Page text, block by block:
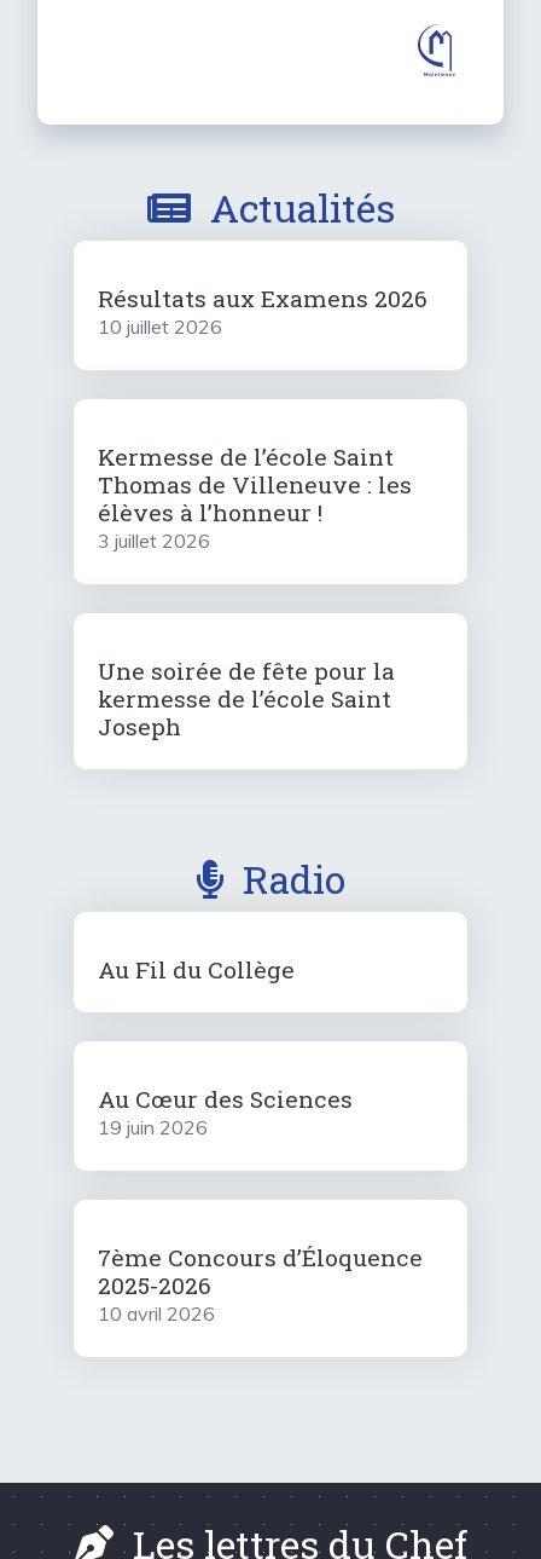
Actualités
Résultats aux Examens 2026
10 juillet 2026
Kermesse de l’école Saint
Thomas de Villeneuve : les
élèves à l’honneur !
3 juillet 2026
Une soirée de fête pour la
kermesse de l’école Saint
Joseph
Radio
Au Fil du Collège
Au Cœur des Sciences
19 juin 2026
7ème Concours d’Éloquence
2025-2026
10 avril 2026
Les lettres du Chef